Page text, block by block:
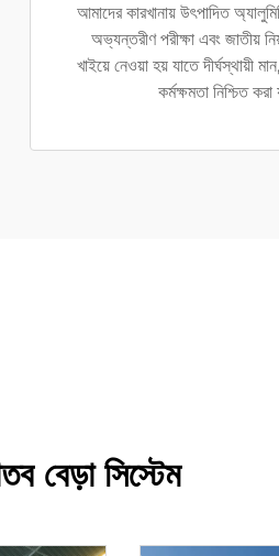
আমাদের কারখানায় উৎপাদিত
অভ্যন্তরীণ পরীক্ষা এবং জাতীয়
খাইয়ে নেওয়া হয় যাতে দীর্ঘস্থায়ী
কর্মক্ষমতা নিশ্চিত করা
বেড়া সিস্টেম